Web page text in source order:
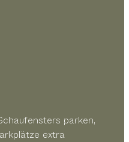
parken,
extra